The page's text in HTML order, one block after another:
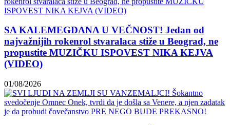
SA KALEMEGDANA U VEČNOST! Jedan od
najvažnijih rokenrol stvaralaca stiže u Beograd, ne
propustite MUZIČKU ISPOVEST NIKA KEJVA
(VIDEO)
01/08/2026